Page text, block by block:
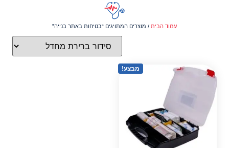
עמוד הבית / מוצרים המתויגים “בטיחות באתר בנייה”
מבצע!